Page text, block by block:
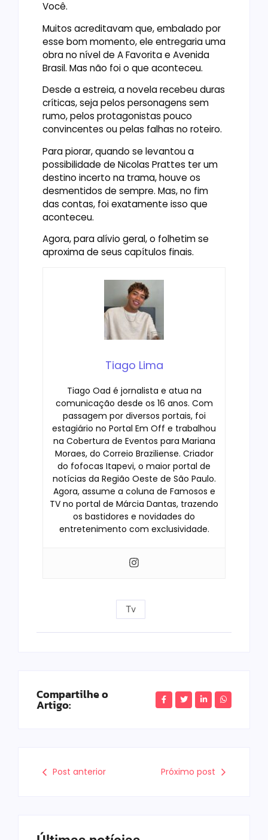
Você.
Muitos acreditavam que, embalado por
esse bom momento, ele entregaria uma
obra no nível de A Favorita e Avenida
Brasil. Mas não foi o que aconteceu.
Desde a estreia, a novela recebeu duras
críticas, seja pelos personagens sem
rumo, pelos protagonistas pouco
convincentes ou pelas falhas no roteiro.
Para piorar, quando se levantou a
possibilidade de Nicolas Prattes ter um
destino incerto na trama, houve os
desmentidos de sempre. Mas, no fim
das contas, foi exatamente isso que
aconteceu.
Agora, para alívio geral, o folhetim se
aproxima de seus capítulos finais.
Tiago Lima
Tiago Oad é jornalista e atua na
comunicação desde os 16 anos. Com
passagem por diversos portais, foi
estagiário no Portal Em Off e trabalhou
na Cobertura de Eventos para Mariana
Moraes, do Correio Braziliense. Criador
do fofocas Itapevi, o maior portal de
notícias da Região Oeste de São Paulo.
Agora, assume a coluna de Famosos e
TV no portal de Márcia Dantas, trazendo
os bastidores e novidades do
entretenimento com exclusividade.
Tv
Compartilhe o
Artigo:
Post anterior Próximo post